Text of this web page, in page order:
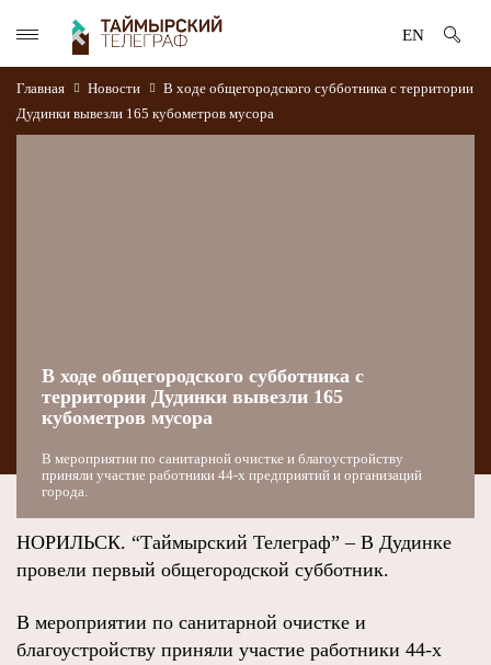
EN
Главная Новости
В ходе общегородского субботника с территории
Дудинки вывезли 165 кубометров мусора
В ходе общегородского субботника с
территории Дудинки вывезли 165
кубометров мусора
В мероприятии по санитарной очистке и благоустройству
приняли участие работники 44-х предприятий и организаций
города.
НОРИЛЬСК. “Таймырский Телеграф” – В Дудинке
провели первый общегородской субботник.
В мероприятии по санитарной очистке и
благоустройству приняли участие работники 44-х